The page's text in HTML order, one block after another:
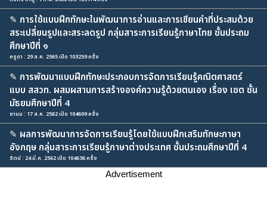
✎ การใช้แบบฝึกทักษะในพัฒนาการอ่านและการเขียนคำที่ประสมด้วย
สระเปลี่ยนรูปและสระลดรูป กลุ่มสาระการเรียนรู้ภาษาไทย ชั้นประถม
ศึกษาปีที่ ๑
ครูดา : 29 ส.ค. 2565 เปิด 103259 ครั้ง
✎ การพัฒนาแบบฝึกทักษะประกอบการจัดการเรียนรู้คณิตศาสตร์
แบบ สสวท. ผสมผสานการสร้างองค์ความรู้ด้วยตนเอง เรื่อง เซต ชั้น
มัธยมศึกษาปีที่ 4
ชานม : 17 ส.ค. 2562 เปิด 104609 ครั้ง
✎ ผลการพัฒนาการจัดการเรียนรู้โดยใช้แบบฝึกเสริมทักษะภาษา
อังกฤษ กลุ่มสาระการเรียนรู้ภาษาต่างประเทศ ชั้นประถมศึกษาปีที่ 4
รัตน์ : 24 มี.ค. 2562 เปิด 104636 ครั้ง
Advertisement